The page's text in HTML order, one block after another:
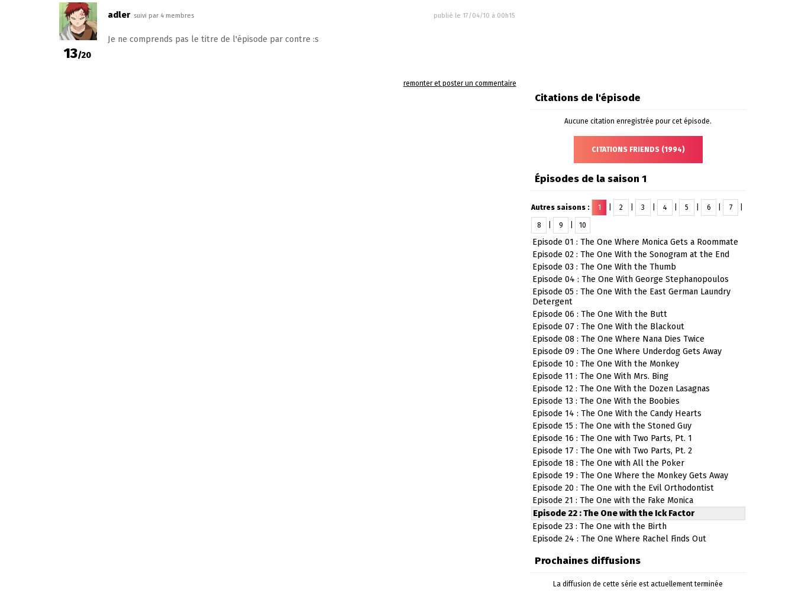
13/20
adler suivi par 4 membres publié le 17/04/10 à 00h15
Je ne comprends pas le titre de l'épisode par contre :s
remonter et poster un commentaire
Citations de l'épisode
Aucune citation enregistrée pour cet épisode.
CITATIONS FRIENDS (1994)
Épisodes de la saison 1
Autres saisons : 1 2 3 4 5 6 7
8 9 10
Episode 01 : The One Where Monica Gets a Roommate
Episode 02 : The One With the Sonogram at the End
Episode 03 : The One With the Thumb
Episode 04 : The One With George Stephanopoulos
Episode 05 : The One With the East German Laundry
Detergent
Episode 06 : The One With the Butt
Episode 07 : The One With the Blackout
Episode 08 : The One Where Nana Dies Twice
Episode 09 : The One Where Underdog Gets Away
Episode 10 : The One With the Monkey
Episode 11 : The One With Mrs. Bing
Episode 12 : The One With the Dozen Lasagnas
Episode 13 : The One With the Boobies
Episode 14 : The One With the Candy Hearts
Episode 15 : The One with the Stoned Guy
Episode 16 : The One with Two Parts, Pt. 1
Episode 17 : The One with Two Parts, Pt. 2
Episode 18 : The One with All the Poker
Episode 19 : The One Where the Monkey Gets Away
Episode 20 : The One with the Evil Orthodontist
Episode 21 : The One with the Fake Monica
Episode 22 : The One with the Ick Factor
Episode 23 : The One with the Birth
Episode 24 : The One Where Rachel Finds Out
Prochaines diffusions
La diffusion de cette série est actuellement terminée